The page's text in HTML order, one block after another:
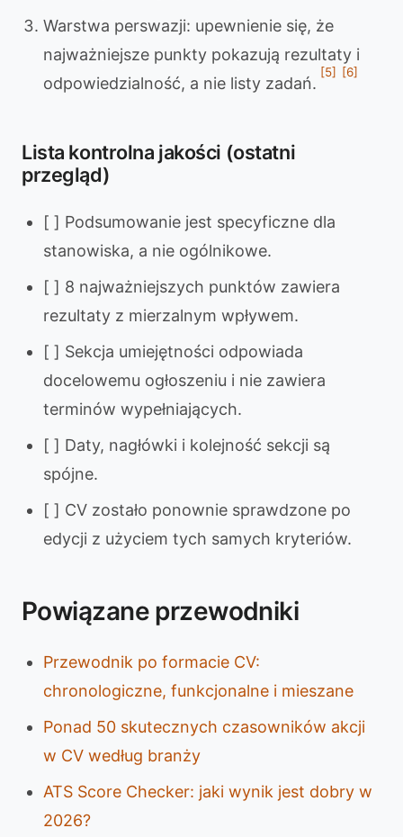
Warstwa perswazji: upewnienie się, że
najważniejsze punkty pokazują rezultaty i
odpowiedzialność, a nie listy zadań.
[5] [6]
Lista kontrolna jakości (ostatni
przegląd)
[ ] Podsumowanie jest specyficzne dla
stanowiska, a nie ogólnikowe.
[ ] 8 najważniejszych punktów zawiera
rezultaty z mierzalnym wpływem.
[ ] Sekcja umiejętności odpowiada
docelowemu ogłoszeniu i nie zawiera
terminów wypełniających.
[ ] Daty, nagłówki i kolejność sekcji są
spójne.
[ ] CV zostało ponownie sprawdzone po
edycji z użyciem tych samych kryteriów.
Powiązane przewodniki
Przewodnik po formacie CV:
chronologiczne, funkcjonalne i mieszane
Ponad 50 skutecznych czasowników akcji
w CV według branży
ATS Score Checker: jaki wynik jest dobry w
2026?